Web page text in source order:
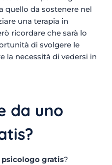
quello da sostenere nel
una terapia in
ricordare che sarà lo
di svolgere le
la necessità di vedersi in
da uno
psicologo gratis?